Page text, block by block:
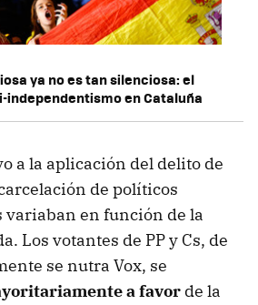
ya no es tan silenciosa: el
en Cataluña
a la aplicación del delito de
de políticos
en función de la
Los votantes de PP y Cs, de
se nutra Vox, se
a favor de la